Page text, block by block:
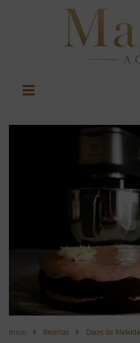
Inicio Receitas Doces da Mafalda